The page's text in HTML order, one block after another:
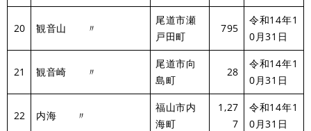
20 観音山 〃
尾道市瀬
戸田町
795
令和14年1
0月31日
21 観音崎 〃
尾道市向
島町
28
令和14年1
0月31日
22 内海 〃
福山市内
海町
1,27
7
令和14年1
0月31日